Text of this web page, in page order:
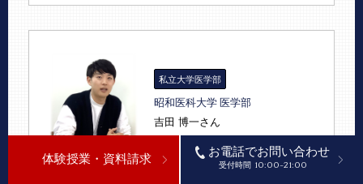
私立大学医学部
昭和医科大学 医学部
吉田 博一さん
体験授業・資料請求
お電話でお問い合わせ
受付時間 10:00-21:00